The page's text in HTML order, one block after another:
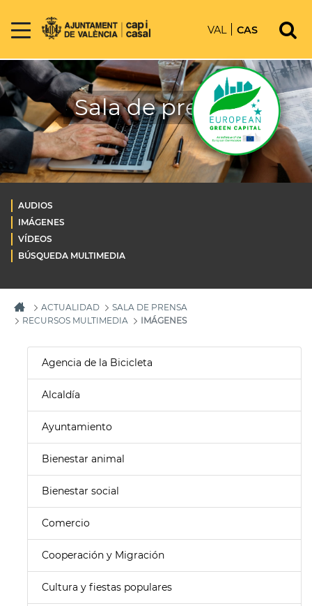
VAL CAS
Sala de prensa
AUDIOS
IMÁGENES
VÍDEOS
BÚSQUEDA MULTIMEDIA
ACTUALIDAD
SALA DE PRENSA
RECURSOS MULTIMEDIA
IMÁGENES
Agencia de la Bicicleta
Alcaldía
Ayuntamiento
Bienestar animal
Bienestar social
Comercio
Cooperación y Migración
Cultura y fiestas populares